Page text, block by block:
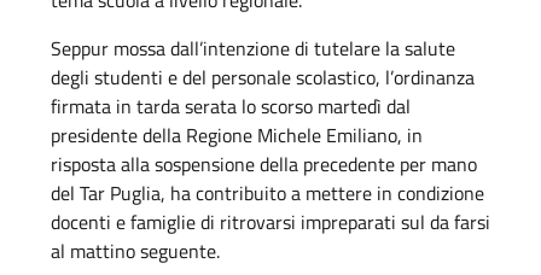
Seppur mossa dall’intenzione di tutelare la salute
degli studenti e del personale scolastico, l’ordinanza
firmata in tarda serata lo scorso martedì dal
presidente della Regione Michele Emiliano, in
risposta alla sospensione della precedente per mano
del Tar Puglia, ha contribuito a mettere in condizione
docenti e famiglie di ritrovarsi impreparati sul da farsi
al mattino seguente.